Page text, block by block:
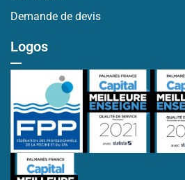
Demande de devis
Logos